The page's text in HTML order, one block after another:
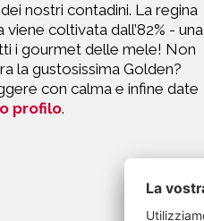
nostri contadini. La regina
viene coltivata dall’82% - una
i gourmet delle mele! Non
la gustosissima Golden?
con calma e infine date
profilo.